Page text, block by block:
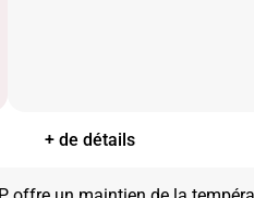
+ de détails